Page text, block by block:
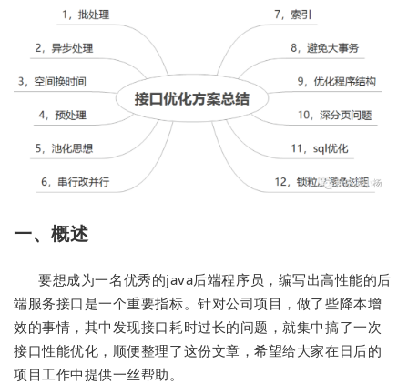
一、概述
要想成为一名优秀的java后端程序员，编写出高性能的后
端服务接口是一个重要指标。针对公司项目，做了些降本增
效的事情，其中发现接口耗时过长的问题，就集中搞了一次
接口性能优化，顺便整理了这份文章，希望给大家在日后的
项目工作中提供一丝帮助。